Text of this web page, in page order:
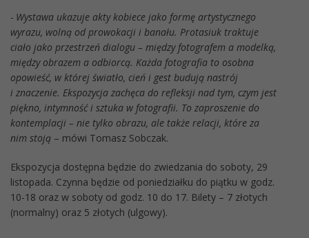
- Wystawa ukazuje akty kobiece jako formę artystycznego
wyrazu, wolną od prowokacji i banału. Protasiuk traktuje
ciało jako przestrzeń dialogu – między fotografem a modelką,
między obrazem a odbiorcą. Każda fotografia to osobna
opowieść, w której światło, cień i gest budują nastrój
i znaczenie. Ekspozycja zachęca do refleksji nad tym, czym jest
piękno, intymność i sztuka w fotografii. To zaproszenie do
kontemplacji – nie tylko obrazu, ale także relacji, które za
nim stoją – mówi Tomasz Sobczak.
Ekspozycja dostępna będzie do zwiedzania do soboty, 29
listopada. Czynna będzie od poniedziałku do piątku w godz.
10-18 oraz w soboty od godz. 10 do 17. Bilety – 7 złotych
(normalny) oraz 5 złotych (ulgowy).